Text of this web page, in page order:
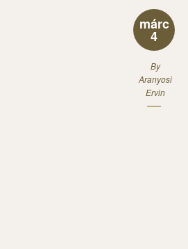
márc
4
By
Aranyosi
Ervin